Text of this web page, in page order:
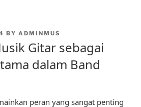
BY ADMINMUS
Gitar sebagai
dalam Band
peran yang sangat penting